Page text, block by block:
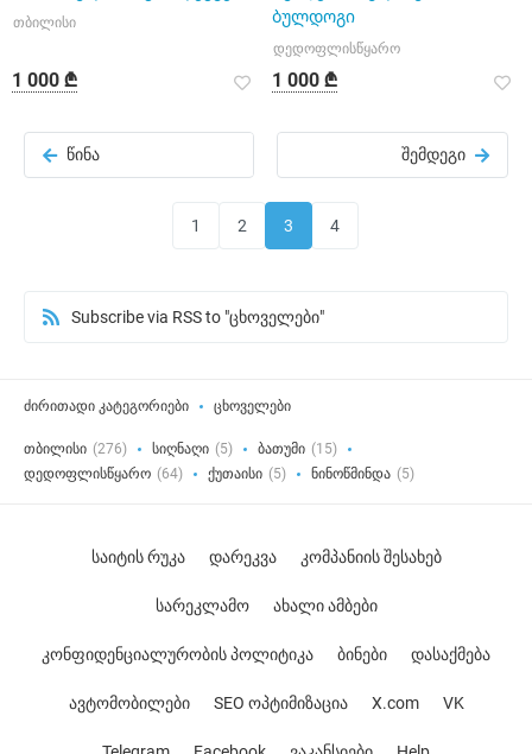
თბილისი
1 000 ₾
ბულდოგი
დედოფლისწყარო
1 000 ₾
წინა შემდეგი
1 2 3 4
Subscribe via RSS to "ცხოველები"
ძირითადი კატეგორიები ცხოველები
თბილისი (276) სიღნაღი (5) ბათუმი (15)
დედოფლისწყარო (64) ქუთაისი (5) ნინოწმინდა (5)
საიტის რუკა დარეკვა კომპანიის შესახებ
სარეკლამო ახალი ამბები
კონფიდენციალურობის პოლიტიკა ბინები დასაქმება
ავტომობილები SEO ოპტიმიზაცია X.com VK